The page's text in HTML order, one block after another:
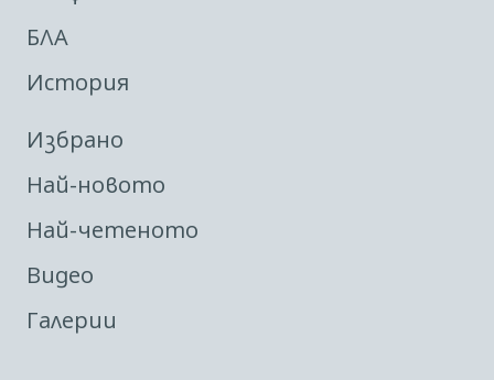
БЛА
История
Избрано
Най-новото
Най-четеното
Видео
Галерии